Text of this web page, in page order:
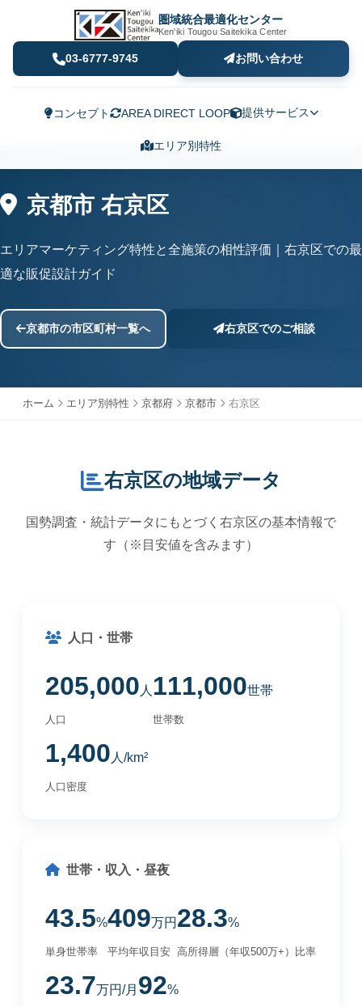
圏域統合最適化センター
Ken'iki Tougou Saitekika Center
03-6777-9745 お問い合わせ
コンセプト AREA DIRECT LOOP 提供サービス
エリア別特性
京都市 右京区
エリアマーケティング特性と全施策の相性評価｜右京区での最
適な販促設計ガイド
京都市の市区町村一覧へ 右京区でのご相談
ホーム エリア別特性 京都府 京都市 右京区
右京区の地域データ
国勢調査・統計データにもとづく右京区の基本情報で
す（※目安値を含みます）
人口・世帯
205,000 人
人口
111,000世帯
世帯数
1,400 人/km²
人口密度
世帯・収入・昼夜
43.5%
単身世帯率
409万円
平均年収目安
28.3%
高所得層（年収500万+）比率
23.7万円/月 92%